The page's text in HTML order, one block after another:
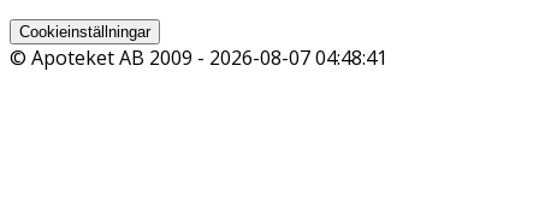
Cookieinställningar
© Apoteket AB 2009 - 2026-08-07 04:48:41